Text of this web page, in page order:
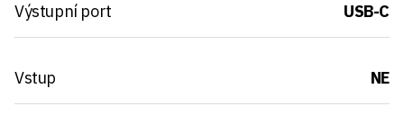
Výstupní port USB-C
Vstup NE